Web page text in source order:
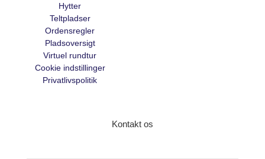
Hytter
Teltpladser
Ordensregler
Pladsoversigt
Virtuel rundtur
Cookie indstillinger
Privatlivspolitik
Kontakt os